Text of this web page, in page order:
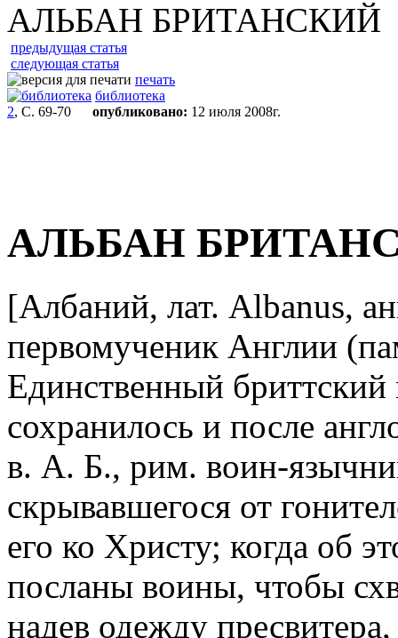
АЛЬБАН БРИТАНСКИЙ
предыдущая статья
следующая статья
печать
библиотека
2, С. 69-70 опубликовано: 12 июля 2008г.
АЛЬБАН
[Албаний, лат. Albanus,
первомученик Англии
Единственный
сохранилось и после
в. А. Б., рим. воин-
скрывавшегося от
его ко Христу; когда об
посланы воины, чтобы
надев одежду